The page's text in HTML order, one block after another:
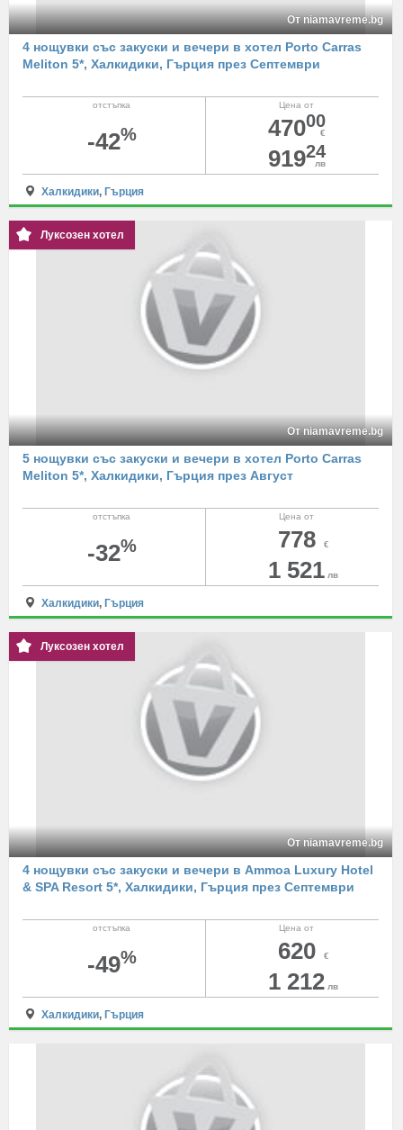
От niamavreme.bg
4 нощувки със закуски и вечери в хотел Porto Carras
Meliton 5*, Халкидики, Гърция през Септември
Цена от
47000
€
91924
лв
отстъпка
-42%
Халкидики, Гърция
Луксозен хотел
От niamavreme.bg
5 нощувки със закуски и вечери в хотел Porto Carras
Meliton 5*, Халкидики, Гърция през Август
Цена от
778 €
1 521 лв
отстъпка
-32%
Халкидики, Гърция
Луксозен хотел
От niamavreme.bg
4 нощувки със закуски и вечери в Ammoa Luxury Hotel
& SPA Resort 5*, Халкидики, Гърция през Септември
Цена от
620 €
1 212 лв
отстъпка
-49%
Халкидики, Гърция